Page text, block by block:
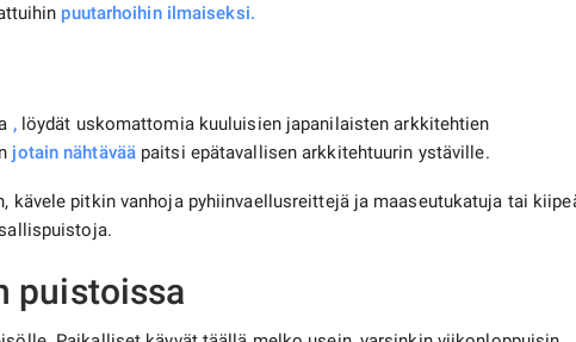
puutarhoihin ilmaiseksi.
,löydät uskomattomia kuuluisien japanilaisten arkkitehtien
jotain nähtävääpaitsi epätavallisen arkkitehtuurin ystäville.
kävele pitkin vanhoja pyhiinvaellusreittejä ja maaseutukatuja tai
puistoissa